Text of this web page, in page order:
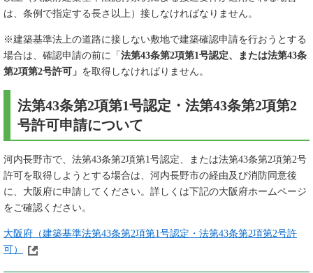
は、条例で指定する長さ以上）接しなければなりません。
※建築基準法上の道路に接しない敷地で建築確認申請を行おうとする
場合は、確認申請の前に「 法第43条第2項第1号認定、または法第43条
第2項第2号許可」 を取得しなければりません。
法第43条第2項第1号認定・法第43条第2項第2
号許可申請について
河内長野市で、法第43条第2項第1号認定、または法第43条第2項第2号
許可を取得しようとする場合は、河内長野市の経由及び消防同意後
に、大阪府に申請してください。詳しくは下記の大阪府ホームページ
をご確認ください。
大阪府（建築基準法第43条第2項第1号認定・法第43条第2項第2号許
可）